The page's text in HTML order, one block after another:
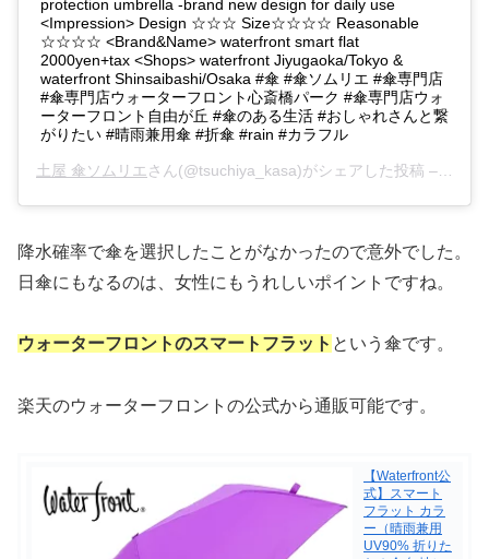
protection umbrella -brand new design for daily use
<Impression> Design ☆☆☆ Size☆☆☆☆ Reasonable
☆☆☆☆ <Brand&Name> waterfront smart flat
2000yen+tax <Shops> waterfront Jiyugaoka/Tokyo &
waterfront Shinsaibashi/Osaka #傘 #傘ソムリエ #傘専門店
#傘専門店ウォーターフロント心斎橋パーク #傘専門店ウォ
ーターフロント自由が丘 #傘のある生活 #おしゃれさんと繋
がりたい #晴雨兼用傘 #折傘 #rain #カラフル
土屋 傘ソムリエ さん(@tsuchiya_kasa)がシェアした投稿 –
降水確率で傘を選択したことがなかったので意外でした。
日傘にもなるのは、女性にもうれしいポイントですね。
ウォーターフロントのスマートフラット という傘です。
楽天のウォーターフロントの公式から通販可能です。
【Waterfront公
式】スマート
フラット カラ
ー（晴雨兼用
UV90% 折りた